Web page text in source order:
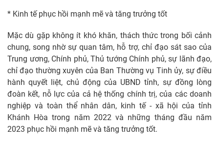
* Kinh tế phục hồi mạnh mẽ và tăng trưởng tốt
Mặc dù gặp không ít khó khăn, thách thức trong bối cảnh
chung, song nhờ sự quan tâm, hỗ trợ, chỉ đạo sát sao của
Trung ương, Chính phủ, Thủ tướng Chính phủ, sự lãnh đạo,
chỉ đạo thường xuyên của Ban Thường vụ Tinh ủy, sự điều
hành quyết liệt, chủ động của UBND tỉnh, sự đồng lòng
đoàn kết, nỗ lực của cả hệ thống chính trị, của các doanh
nghiệp và toàn thể nhân dân, kinh tế - xã hội của tỉnh
Khánh Hòa trong năm 2022 và những tháng đầu năm
2023 phục hồi mạnh mẽ và tăng trưởng tốt.